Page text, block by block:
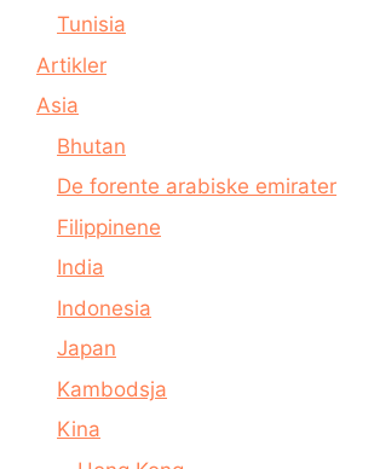
Tunisia
Artikler
Asia
Bhutan
De forente arabiske emirater
Filippinene
India
Indonesia
Japan
Kambodsja
Kina